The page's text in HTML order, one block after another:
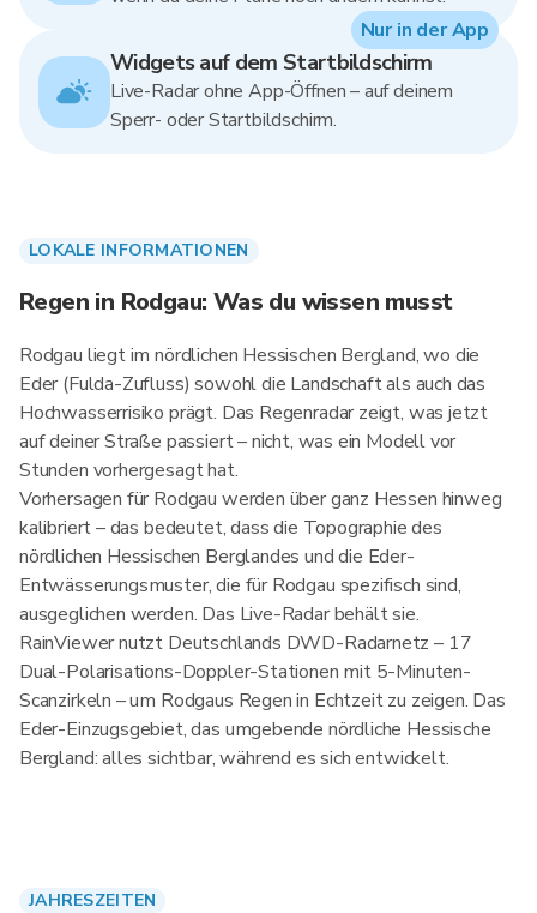
Widgets auf dem Startbildschirm
Live-Radar ohne App-Öffnen – auf deinem
Sperr- oder Startbildschirm.
Nur in der App
LOKALE INFORMATIONEN
Regen in Rodgau: Was du wissen musst
Rodgau liegt im nördlichen Hessischen Bergland, wo die
Eder (Fulda-Zufluss) sowohl die Landschaft als auch das
Hochwasserrisiko prägt. Das Regenradar zeigt, was jetzt
auf deiner Straße passiert – nicht, was ein Modell vor
Stunden vorhergesagt hat.
Vorhersagen für Rodgau werden über ganz Hessen hinweg
kalibriert – das bedeutet, dass die Topographie des
nördlichen Hessischen Berglandes und die Eder-
Entwässerungsmuster, die für Rodgau spezifisch sind,
ausgeglichen werden. Das Live-Radar behält sie.
RainViewer nutzt Deutschlands DWD-Radarnetz – 17
Dual-Polarisations-Doppler-Stationen mit 5-Minuten-
Scanzirkeln – um Rodgaus Regen in Echtzeit zu zeigen. Das
Eder-Einzugsgebiet, das umgebende nördliche Hessische
Bergland: alles sichtbar, während es sich entwickelt.
JAHRESZEITEN